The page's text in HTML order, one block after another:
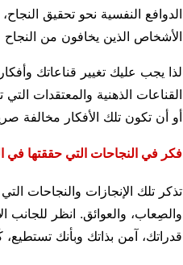
الدوافع النفسية نحو تحقيق النجاح،
الأشخاص الذين يخافون من النجاح
لذا يجب عليك تغيير قناعاتك
القناعات الذهنية والمعتقدات
أو أن تكون تلك الأفكار مخالفة
فكر في النجاحات التي حققتها في
تذكر تلك الإنجازات والنجاحات
والصِعاب، والعوائق. انظر للجانب
قدراتك، آمن بذاتك وبأنك